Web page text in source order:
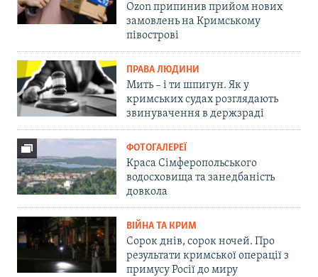
Ozon припинив прийом нових
замовлень на Кримському
півострові
ПРАВА ЛЮДИНИ
Мить – і ти шпигун. Як у
кримських судах розглядають
звинувачення в держзраді
ФОТОГАЛЕРЕЇ
Краса Сімферопольського
водосховища та занедбаність
довкола
ВІЙНА ТА КРИМ
Сорок днів, сорок ночей. Про
результати кримської операції з
примусу Росії до миру